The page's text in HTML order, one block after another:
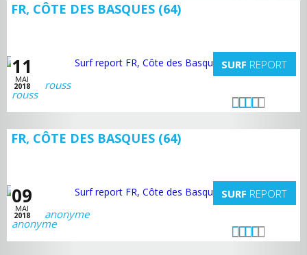
FR, CÔTE DES BASQUES (64)
11
MAI
2018
SURF REPORT
rouss
FR, CÔTE DES BASQUES (64)
09
MAI
2018
SURF REPORT
anonyme